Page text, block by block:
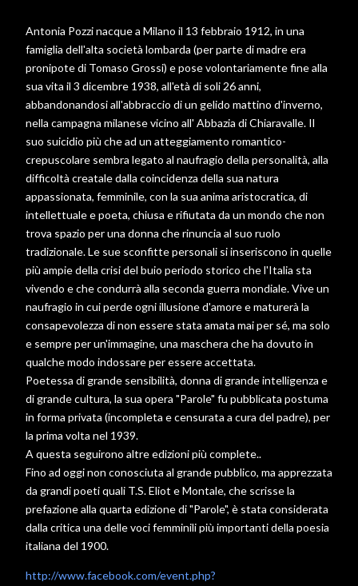
Antonia Pozzi nacque a Milano il 13 febbraio 1912, in una
famiglia dell'alta società lombarda (per parte di madre era
pronipote di Tomaso Grossi) e pose volontariamente fine alla
sua vita il 3 dicembre 1938, all'età di soli 26 anni,
abbandonandosi all'abbraccio di un gelido mattino d'inverno,
nella campagna milanese vicino all' Abbazia di Chiaravalle. Il
suo suicidio più che ad un atteggiamento romantico-
crepuscolare sembra legato al naufragio della personalità, alla
difficoltà creatale dalla coincidenza della sua natura
appassionata, femminile, con la sua anima aristocratica, di
intellettuale e poeta, chiusa e rifiutata da un mondo che non
trova spazio per una donna che rinuncia al suo ruolo
tradizionale. Le sue sconfitte personali si inseriscono in quelle
più ampie della crisi del buio periodo storico che l'Italia sta
vivendo e che condurrà alla seconda guerra mondiale. Vive un
naufragio in cui perde ogni illusione d'amore e maturerà la
consapevolezza di non essere stata amata mai per sé, ma solo
e sempre per un'immagine, una maschera che ha dovuto in
qualche modo indossare per essere accettata.
Poetessa di grande sensibilità, donna di grande intelligenza e
di grande cultura, la sua opera "Parole" fu pubblicata postuma
in forma privata (incompleta e censurata a cura del padre), per
la prima volta nel 1939.
A questa seguirono altre edizioni più complete..
Fino ad oggi non conosciuta al grande pubblico, ma apprezzata
da grandi poeti quali T.S. Eliot e Montale, che scrisse la
prefazione alla quarta edizione di "Parole", è stata considerata
dalla critica una delle voci femminili più importanti della poesia
italiana del 1900.
http://www.facebook.com/event.php?